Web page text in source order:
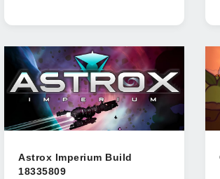
Astrox Imperium Build
18335809